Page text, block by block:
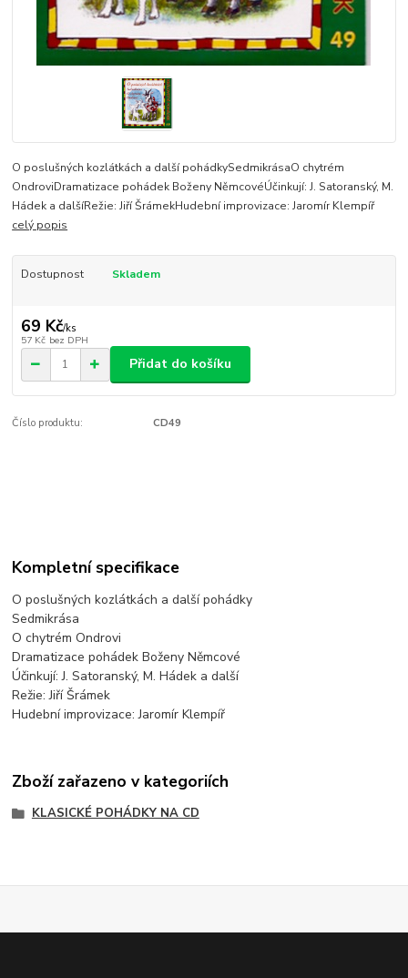
O poslušných kozlátkách a další pohádkySedmikrásaO chytrém
OndroviDramatizace pohádek Boženy NěmcovéÚčinkují: J. Satoranský, M.
Hádek a dalšíRežie: Jiří ŠrámekHudební improvizace: Jaromír Klempíř
celý popis
Dostupnost Skladem
69 Kč/ks
57 Kč bez DPH
Přidat do košíku
Číslo produktu: CD49
Kompletní specifikace
O poslušných kozlátkách a další pohádky
Sedmikrása
O chytrém Ondrovi
Dramatizace pohádek Boženy Němcové
Účinkují: J. Satoranský, M. Hádek a další
Režie: Jiří Šrámek
Hudební improvizace: Jaromír Klempíř
Zboží zařazeno v kategoriích
KLASICKÉ POHÁDKY NA CD